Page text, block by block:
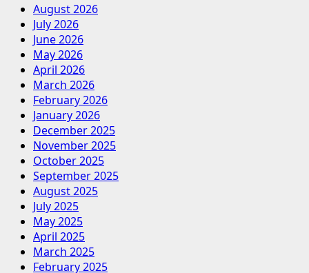
August 2026
July 2026
June 2026
May 2026
April 2026
March 2026
February 2026
January 2026
December 2025
November 2025
October 2025
September 2025
August 2025
July 2025
May 2025
April 2025
March 2025
February 2025